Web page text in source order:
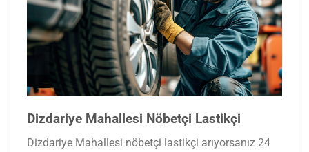
Dizdariye Mahallesi Nöbetçi Lastikçi
Dizdariye Mahallesi nöbetçi lastikçi arıyorsanız 24